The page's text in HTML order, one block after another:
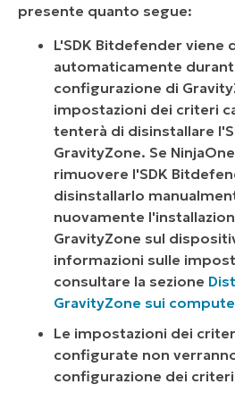
presente quanto segue:
L'SDK Bitdefender viene
automaticamente
configurazione di
impostazioni dei criteri
tenterà di disinstallare
GravityZone. Se
rimuovere l'SDK
disinstallarlo
nuovamente
GravityZone sul
informazioni sulle
consultare la sezione
GravityZone sui
Le impostazioni dei
configurate non
configurazione dei